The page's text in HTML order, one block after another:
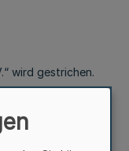
wird gestrichen.